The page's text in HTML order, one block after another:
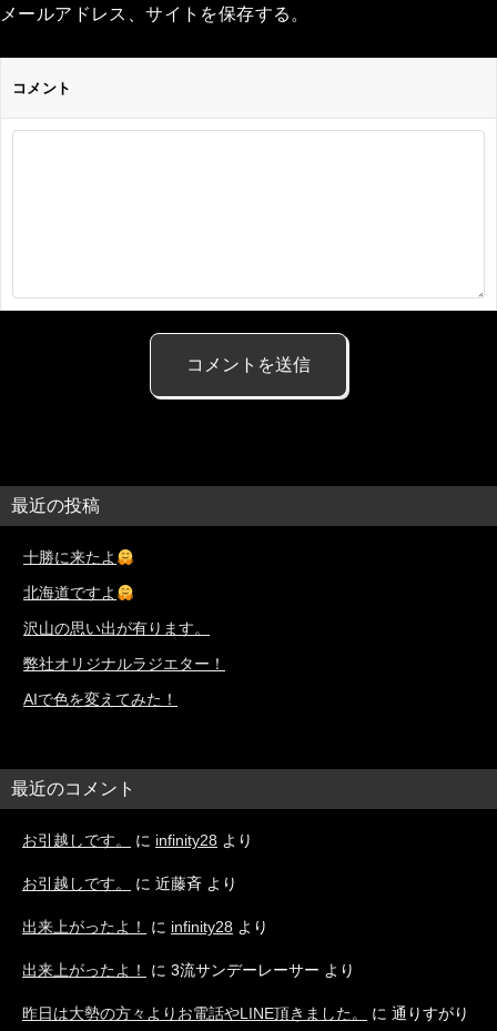
メールアドレス、サイトを保存する。
コメント
最近の投稿
十勝に来たよ
北海道ですよ
沢山の思い出が有ります。
弊社オリジナルラジエター！
AIで色を変えてみた！
最近のコメント
お引越しです。 に infinity28 より
お引越しです。 に 近藤斉 より
出来上がったよ！ に infinity28 より
出来上がったよ！ に 3流サンデーレーサー より
昨日は大勢の方々よりお電話やLINE頂きました。 に 通りすがり